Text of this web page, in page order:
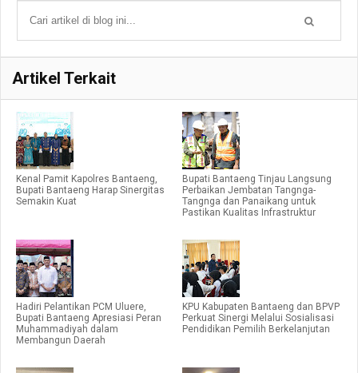
Artikel Terkait
Kenal Pamit Kapolres Bantaeng,
Bupati Bantaeng Harap Sinergitas
Semakin Kuat
Bupati Bantaeng Tinjau Langsung
Perbaikan Jembatan Tangnga-
Tangnga dan Panaikang untuk
Pastikan Kualitas Infrastruktur
Hadiri Pelantikan PCM Uluere,
Bupati Bantaeng Apresiasi Peran
Muhammadiyah dalam
Membangun Daerah
KPU Kabupaten Bantaeng dan BPVP
Perkuat Sinergi Melalui Sosialisasi
Pendidikan Pemilih Berkelanjutan